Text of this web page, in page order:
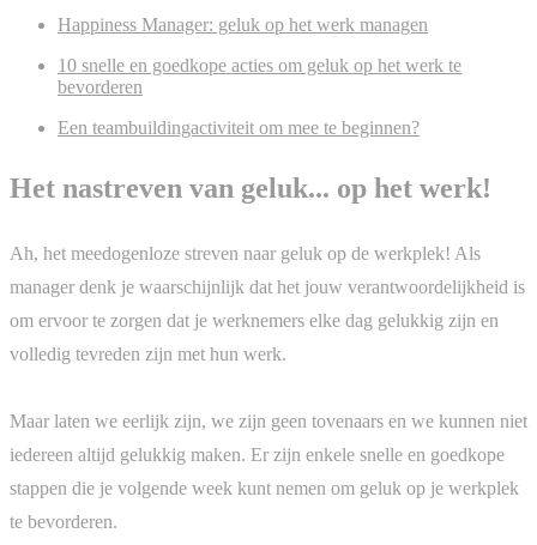
Happiness Manager: geluk op het werk managen
10 snelle en goedkope acties om geluk op het werk te
bevorderen
Een teambuildingactiviteit om mee te beginnen?
Het nastreven van geluk... op het werk!
Ah, het meedogenloze streven naar geluk op de werkplek! Als
manager denk je waarschijnlijk dat het jouw verantwoordelijkheid is
om ervoor te zorgen dat je werknemers elke dag gelukkig zijn en
volledig tevreden zijn met hun werk.
Maar laten we eerlijk zijn, we zijn geen tovenaars en we kunnen niet
iedereen altijd gelukkig maken. Er zijn enkele snelle en goedkope
stappen die je volgende week kunt nemen om geluk op je werkplek
te bevorderen.